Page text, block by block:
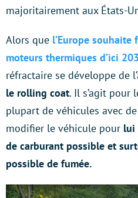
majoritairement aux États-
Alors que l’Europe
moteurs thermiques d’ici
réfractaire se développe de
le rolling coat. Il s’agit pour
plupart de véhicules avec
modifier le véhicule pour lui
de carburant possible et
possible de fumée.